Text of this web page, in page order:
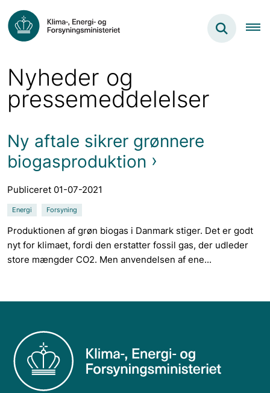
Nyheder og
pressemeddelelser
Ny aftale sikrer grønnere
biogasproduktion
Publiceret 01-07-2021
Energi Forsyning
Produktionen af grøn biogas i Danmark stiger. Det er godt
nyt for klimaet, fordi den erstatter fossil gas, der udleder
store mængder CO2. Men anvendelsen af ene...